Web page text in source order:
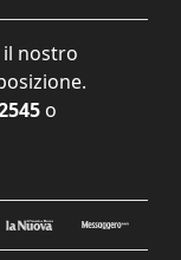
il nostro
o